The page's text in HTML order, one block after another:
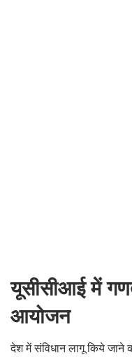
यूसीसीआई में
आयोजन
देश में संविधान लागू किये जाने